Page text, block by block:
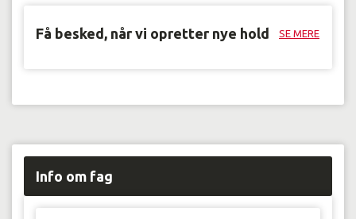
Få besked, når vi opretter nye hold SE MERE
Info om fag